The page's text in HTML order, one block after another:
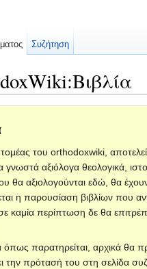
του orthodoxwiki, αποτελεί
γνωστά αξιόλογα θεολογικά,
θα αξιολογούνται εδώ, θα
η παρουσίαση βιβλίων που
καμία περίπτωση δε θα
όπως παρατηρείται, αρχικά θα
την πρότασή του στη σελίδα
Συζήτηση